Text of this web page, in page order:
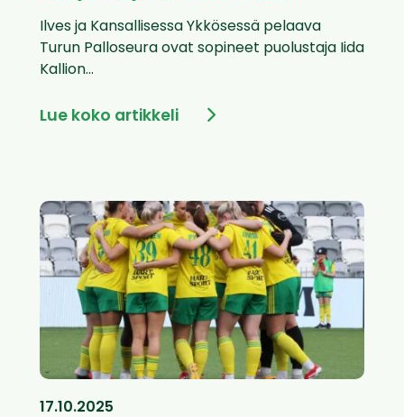
Ilves ja Kansallisessa Ykkösessä pelaava
Turun Palloseura ovat sopineet puolustaja Iida
Kallion...
Lue koko artikkeli
17.10.2025